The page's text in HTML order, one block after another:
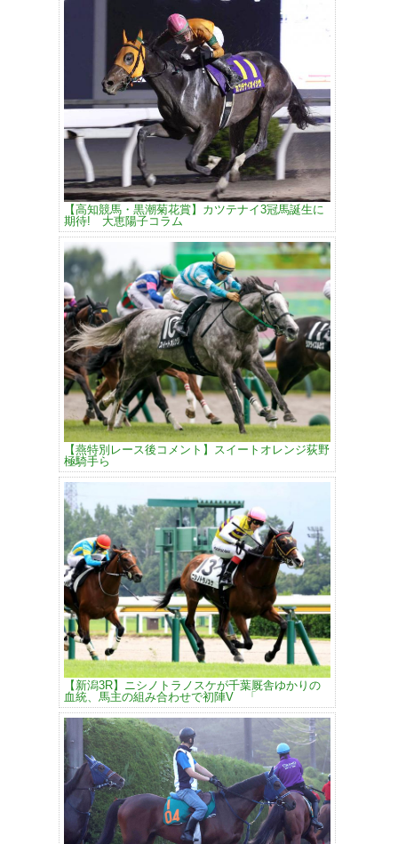
【高知競馬・黒潮菊花賞】カツテナイ3冠馬誕生に
期待! 大恵陽子コラム
【燕特別レース後コメント】スイートオレンジ荻野
極騎手ら
【新潟3R】ニシノトラノスケが千葉厩舎ゆかりの
血統、馬主の組み合わせで初陣V 「